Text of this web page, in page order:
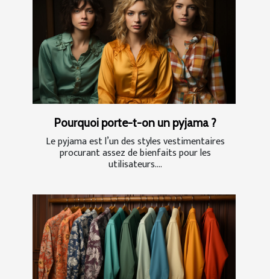
Pourquoi porte-t-on un pyjama ?
Le pyjama est l’un des styles vestimentaires
procurant assez de bienfaits pour les
utilisateurs....